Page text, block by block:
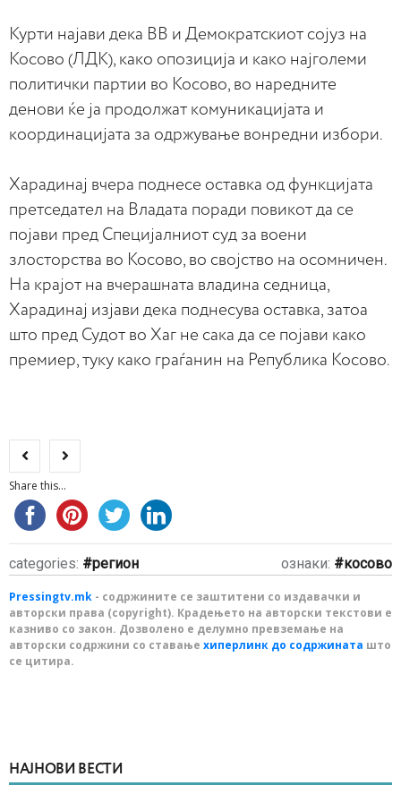
Курти најави дека ВВ и Демократскиот сојуз на
Косово (ЛДК), како опозиција и како најголеми
политички партии во Косово, во наредните
денови ќе ја продолжат комуникацијата и
координацијата за одржување вонредни избори.
Харадинај вчера поднесе оставка од функцијата
претседател на Владата поради повикот да се
појави пред Специјалниот суд за воени
злосторства во Косово, во својство на осомничен.
На крајот на вчерашната владина седница,
Харадинај изјави дека поднесува оставка, затоа
што пред Судот во Хаг не сака да се појави како
премиер, туку како граѓанин на Република Косово.
Share this...
categories: регион ознаки: косово
Pressingtv.mk - содржините се заштитени со издавачки и
авторски права (copyright). Крадењето на авторски текстови е
казниво со закон. Дозволено е делумно превземање на
авторски содржини со ставање хиперлинк до содржината што
се цитира.
НАЈНОВИ ВЕСТИ